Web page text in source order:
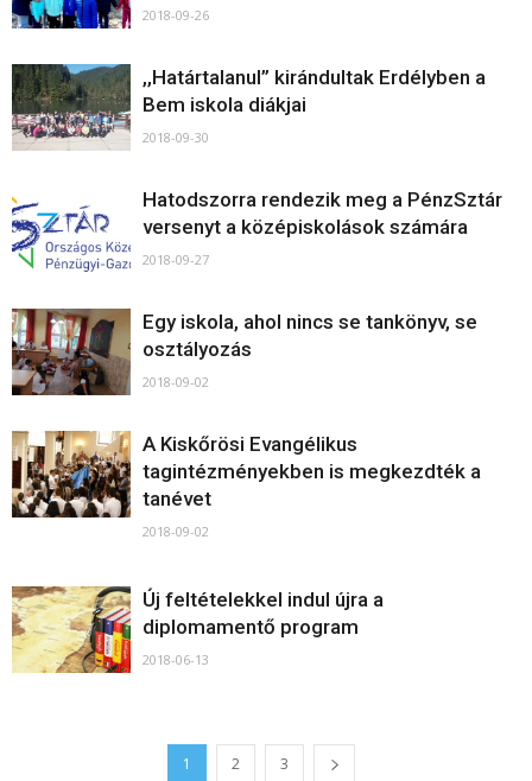
2018-09-26
,,Határtalanul” kirándultak Erdélyben a
Bem iskola diákjai
2018-09-30
Hatodszorra rendezik meg a PénzSztár
versenyt a középiskolások számára
2018-09-27
Egy iskola, ahol nincs se tankönyv, se
osztályozás
2018-09-02
A Kiskőrösi Evangélikus
tagintézményekben is megkezdték a
tanévet
2018-09-02
Új feltételekkel indul újra a
diplomamentő program
2018-06-13
1 2 3